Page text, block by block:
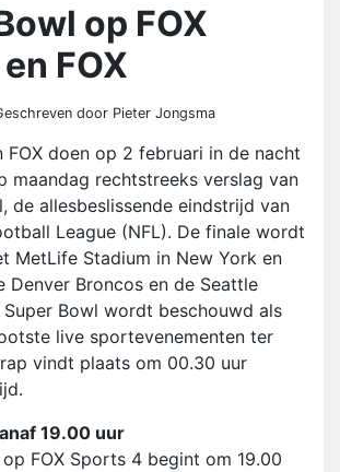
op FOX
FOX
door Pieter Jongsma
FOX doen op 2 februari in de nacht
maandag rechtstreeks verslag van
de allesbeslissende eindstrijd van
League (NFL). De finale wordt
MetLife Stadium in New York en
Denver Broncos en de Seattle
Super Bowl wordt beschouwd als
live sportevenementen ter
vindt plaats om 00.30 uur
19.00 uur
FOX Sports 4 begint om 19.00